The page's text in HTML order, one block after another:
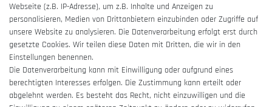
Barrierefreiheitserklärung
Vertrag widerrufen
Webseite (z.B. IP-Adresse), um z.B. Inhalte und Anzeigen zu
personalisieren, Medien von Drittanbietern einzubinden oder Zugriffe auf
unsere Website zu analysieren. Die Datenverarbeitung erfolgt erst durch
gesetzte Cookies. Wir teilen diese Daten mit Dritten, die wir in den
Einstellungen benennen.
Die Datenverarbeitung kann mit Einwilligung oder aufgrund eines
berechtigten Interesses erfolgen. Die Zustimmung kann erteilt oder
abgelehnt werden. Es besteht das Recht, nicht einzuwilligen und die